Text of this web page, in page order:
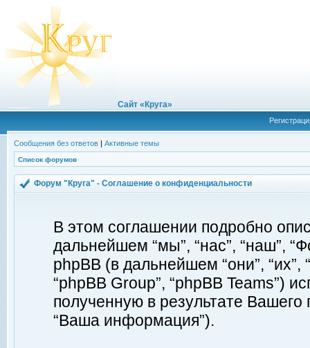
Сайт «Круга»
Сообщения без ответов | Активные темы
Список форумов
Форум "Круга" - Соглашение о конфиденциальности
В этом соглашении подробно
дальнейшем “мы”, “нас”, “наш”,
phpBB (в дальнейшем “они”, “их”,
“phpBB Group”, “phpBB Teams”)
полученную в результате
“Ваша информация”).